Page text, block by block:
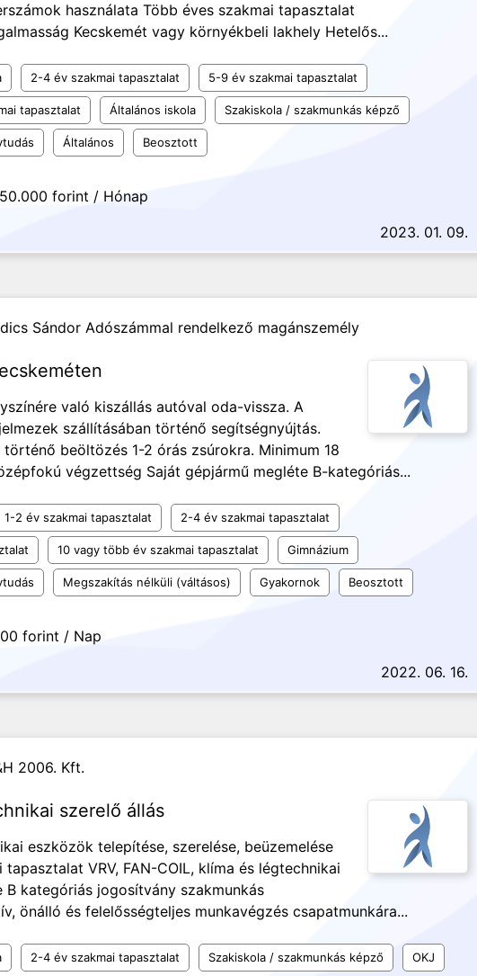
használata Több éves szakmai tapasztalat
Kecskemét vagy környékbeli lakhely Hetelős...
2-4 év szakmai tapasztalat 5-9 év szakmai tapasztalat
tapasztalat Általános iskola Szakiskola / szakmunkás képző
Általános Beosztott
forint / Hónap
2023. 01. 09.
Sándor Adószámmal rendelkező magánszemély
való kiszállás autóval oda-vissza. A
szállításában történő segítségnyújtás.
beöltözés 1-2 órás zsúrokra. Minimum 18
végzettség Saját gépjármű megléte B-kategóriás...
1-2 év szakmai tapasztalat 2-4 év szakmai tapasztalat
10 vagy több év szakmai tapasztalat Gimnázium
Megszakítás nélküli (váltásos) Gyakornok Beosztott
forint / Nap
2022. 06. 16.
2006. Kft.
szerelő állás
eszközök telepítése, szerelése, beüzemelése
VRV, FAN-COIL, klíma és légtechnikai
B kategóriás jogosítvány szakmunkás
önálló és felelősségteljes munkavégzés csapatmunkára...
2-4 év szakmai tapasztalat Szakiskola / szakmunkás képző OKJ